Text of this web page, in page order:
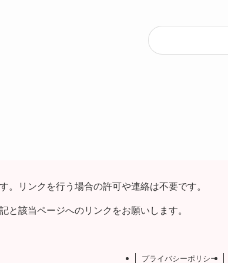
。リンクを行う場合の許可や連絡は不要です。
と該当ページへのリンクをお願いします。
プライバシーポリシー